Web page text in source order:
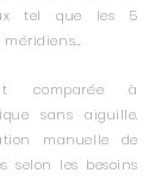
tel que les 5
comparée à
sans aiguille.
manuelle de
selon les besoins